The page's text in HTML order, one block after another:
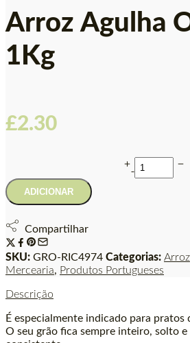
Arroz Agulha
1Kg
£2.30
ADICIONAR
Compartilhar
SKU: GRO-RIC4974 Categorias: Arroz
Mercearia, Produtos Portugueses
Descrição
É especialmente indicado para pratos
O seu grão fica sempre inteiro, solto